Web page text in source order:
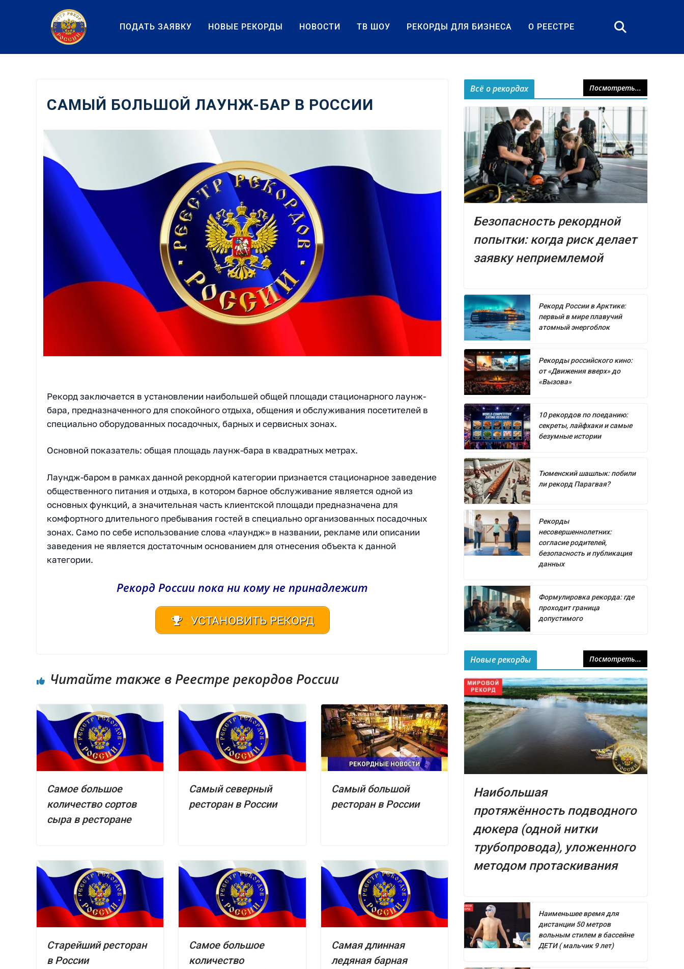
содержанию
ПОДАТЬ ЗАЯВКУ НОВЫЕ РЕКОРДЫ НОВОСТИ ТВ ШОУ РЕКОРДЫ ДЛЯ БИЗНЕСА О РЕЕСТРЕ
САМЫЙ БОЛЬШОЙ ЛАУНЖ-БАР В РОССИИ
Рекорд заключается в установлении наибольшей общей площади стационарного лаунж-
бара, предназначенного для спокойного отдыха, общения и обслуживания посетителей в
специально оборудованных посадочных, барных и сервисных зонах.
Основной показатель: общая площадь лаунж-бара в квадратных метрах.
Лаундж-баром в рамках данной рекордной категории признается стационарное заведение
общественного питания и отдыха, в котором барное обслуживание является одной из
основных функций, а значительная часть клиентской площади предназначена для
комфортного длительного пребывания гостей в специально организованных посадочных
зонах. Само по себе использование слова «лаундж» в названии, рекламе или описании
заведения не является достаточным основанием для отнесения объекта к данной
категории.
Рекорд России пока ни кому не принадлежит
УСТАНОВИТЬ РЕКОРД
Читайте также в Реестре рекордов России
Самое большое
количество сортов
сыра в ресторане
Самый северный
ресторан в России
Самый большой
ресторан в России
Старейший ресторан
в России
Самое большое
количество
Самая длинная
ледяная барная
Всё о рекордах Посмотреть...
Безопасность рекордной
попытки: когда риск делает
заявку неприемлемой
Рекорд России в Арктике:
первый в мире плавучий
атомный энергоблок
Рекорды российского кино:
от «Движения вверх» до
«Вызова»
10 рекордов по поеданию:
секреты, лайфхаки и самые
безумные истории
Тюменский шашлык: побили
ли рекорд Парагвая?
Рекорды
несовершеннолетних:
согласие родителей,
безопасность и публикация
данных
Формулировка рекорда: где
проходит граница
допустимого
Новые рекорды Посмотреть...
Наибольшая
протяжённость подводного
дюкера (одной нитки
трубопровода), уложенного
методом протаскивания
Наименьшее время для
дистанции 50 метров
вольным стилем в бассейне
ДЕТИ ( мальчик 9 лет)